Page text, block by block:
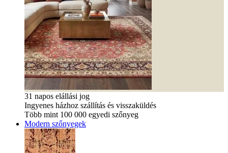
31 napos elállási jog
Ingyenes házhoz szállítás és visszaküldés
Több mint 100 000 egyedi szőnyeg
Modern szőnyegek